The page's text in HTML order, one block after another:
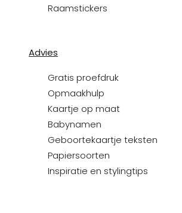
Raamstickers
Advies
Gratis proefdruk
Opmaakhulp
Kaartje op maat
Babynamen
Geboortekaartje teksten
Papiersoorten
Inspiratie en stylingtips